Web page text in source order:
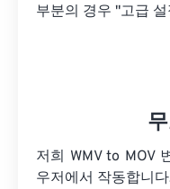
부분의 경우 "고급
저희 WMV to MOV
우저에서 작동합니